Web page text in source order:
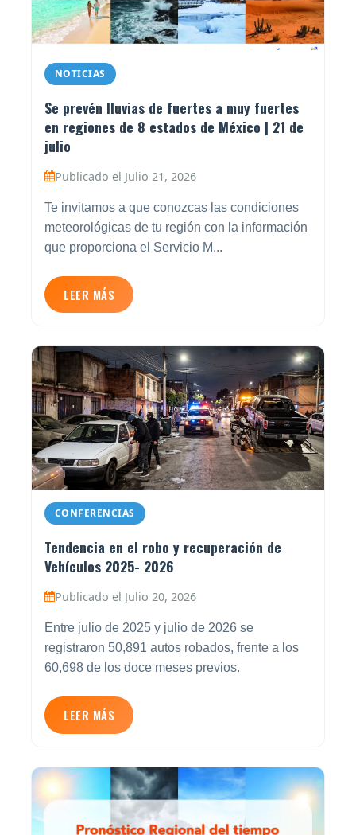
NOTICIAS
Se prevén lluvias de fuertes a muy fuertes
en regiones de 8 estados de México | 21 de
julio
Publicado el Julio 21, 2026
Te invitamos a que conozcas las condiciones
meteorológicas de tu región con la información
que proporciona el Servicio M...
LEER MÁS
CONFERENCIAS
Tendencia en el robo y recuperación de
Vehículos 2025- 2026
Publicado el Julio 20, 2026
Entre julio de 2025 y julio de 2026 se
registraron 50,891 autos robados, frente a los
60,698 de los doce meses previos.
LEER MÁS